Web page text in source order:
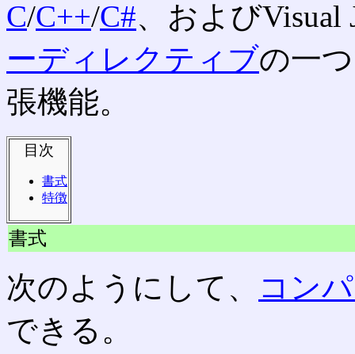
C/C++/C#、およびVisual
ーディレクティブの一
張機能。
目次
書式
特徴
書式
次のようにして、
コン
できる。